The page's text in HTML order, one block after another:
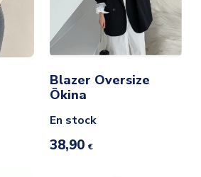
Blazer Oversize
Ōkina
En stock
38,90 €